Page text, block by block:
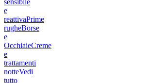
sensibile
e
reattivaPrime
rugheBorse
e
OcchiaieCreme
e
trattamenti
notteVedi
tutto